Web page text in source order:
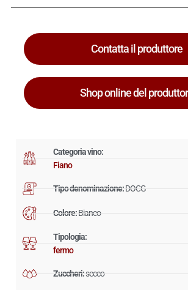
Categoria vino:
Fiano
Tipo denominazione:DOCG
Colore:Bianco
Tipologia:
fermo
Zuccheri:secco
Contatta il produttore
Shop online del